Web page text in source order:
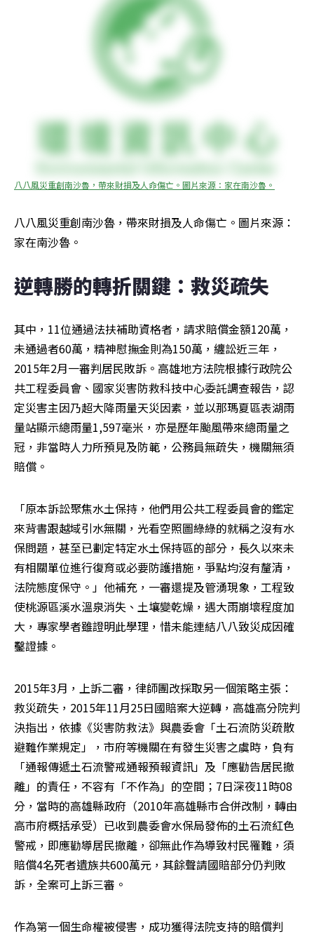
八八風災重創南沙魯，帶來財損及人命傷亡。圖片來源：家在南沙魯。
八八風災重創南沙魯，帶來財損及人命傷亡。圖片來源：
家在南沙魯。
逆轉勝的轉折關鍵：救災疏失
其中，11位通過法扶補助資格者，請求賠償金額120萬，
未通過者60萬，精神慰撫金則為150萬，纏訟近三年，
2015年2月一審判居民敗訴。高雄地方法院根據行政院公
共工程委員會、國家災害防救科技中心委託調查報告，認
定災害主因乃超大降雨量天災因素，並以那瑪夏區表湖雨
量站顯示總雨量1,597毫米，亦是歷年颱風帶來總雨量之
冠，非當時人力所預見及防範，公務員無疏失，機關無須
賠償。
「原本訴訟聚焦水土保持，他們用公共工程委員會的鑑定
來背書跟越域引水無關，光看空照圖綠綠的就稱之沒有水
保問題，甚至已劃定特定水土保持區的部分，長久以來未
有相關單位進行復育或必要防護措施，爭點均沒有釐清，
法院態度保守。」他補充，一審還提及管湧現象，工程致
使桃源區溪水溫泉消失、土壤變乾燥，遇大雨崩壞程度加
大，專家學者雖證明此學理，惜未能連結八八致災成因確
鑿證據。
2015年3月，上訴二審，律師團改採取另一個策略主張：
救災疏失，2015年11月25日國賠案大逆轉，高雄高分院判
決指出，依據《災害防救法》與農委會「土石流防災疏散
避難作業規定」，市府等機關在有發生災害之虞時，負有
「通報傳遞土石流警戒通報預報資訊」及「應勸告居民撤
離」的責任，不容有「不作為」的空間；7日深夜11時08
分，當時的高雄縣政府（2010年高雄縣市合併改制，轉由
高市府概括承受）已收到農委會水保局發佈的土石流紅色
警戒，即應勸導居民撤離，卻無此作為導致村民罹難，須
賠償4名死者遺族共600萬元，其餘聲請國賠部分仍判敗
訴，全案可上訴三審。
作為第一個生命權被侵害，成功獲得法院支持的賠償判